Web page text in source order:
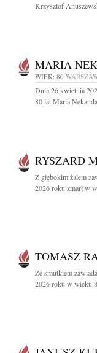
Krzysztof
MARIA
WIEK: 80
Dnia 26 kwietnia
80 lat Maria
RYSZARD
Z głębokim żalem
2026 roku zmarł w
TOMASZ
Ze smutkiem
2026 roku w wieku